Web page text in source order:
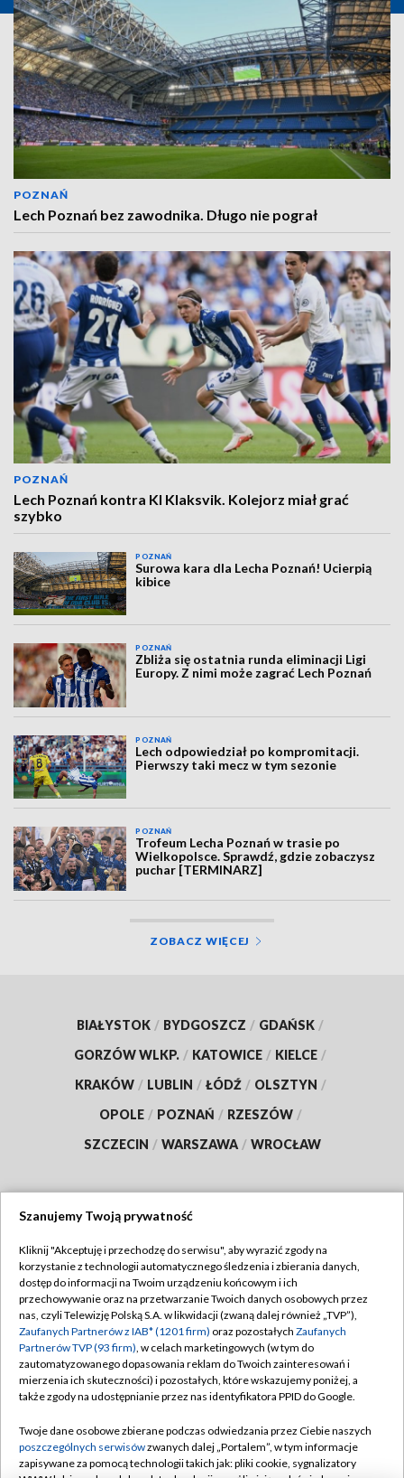
POZNAŃ
Lech Poznań bez zawodnika. Długo nie pograł
POZNAŃ
Lech Poznań kontra KI Klaksvik. Kolejorz miał grać
szybko
POZNAŃ
Surowa kara dla Lecha Poznań! Ucierpią
kibice
POZNAŃ
Zbliża się ostatnia runda eliminacji Ligi
Europy. Z nimi może zagrać Lech Poznań
POZNAŃ
Lech odpowiedział po kompromitacji.
Pierwszy taki mecz w tym sezonie
POZNAŃ
Trofeum Lecha Poznań w trasie po
Wielkopolsce. Sprawdź, gdzie zobaczysz
puchar [TERMINARZ]
ZOBACZ WIĘCEJ
BIAŁYSTOK / BYDGOSZCZ / GDAŃSK /
GORZÓW WLKP. / KATOWICE / KIELCE /
KRAKÓW / LUBLIN / ŁÓDŹ / OLSZTYN /
OPOLE / POZNAŃ / RZESZÓW /
SZCZECIN / WARSZAWA / WROCŁAW
TVP
Abonament TVP
Emisja w TVP
Centrum informacji TVP
Naziemna Telewizja Cyfrowa
Rada Programowa
System NOS
Regulamin TVP
Polityka prywatności
Moje zgody
Pomoc
Kontakt
Szanujemy Twoją prywatność
Kliknij "Akceptuję i przechodzę do serwisu", aby wyrazić zgody na
korzystanie z technologii automatycznego śledzenia i zbierania danych,
dostęp do informacji na Twoim urządzeniu końcowym i ich
przechowywanie oraz na przetwarzanie Twoich danych osobowych przez
nas, czyli Telewizję Polską S.A. w likwidacji (zwaną dalej również „TVP”),
Zaufanych Partnerów z IAB* (1201 firm) oraz pozostałych Zaufanych
Partnerów TVP (93 firm), w celach marketingowych (w tym do
zautomatyzowanego dopasowania reklam do Twoich zainteresowań i
mierzenia ich skuteczności) i pozostałych, które wskazujemy poniżej, a
także zgody na udostępnianie przez nas identyfikatora PPID do Google.
Twoje dane osobowe zbierane podczas odwiedzania przez Ciebie naszych
poszczególnych serwisówzwanych dalej „Portalem”, w tym informacje
zapisywane za pomocą technologii takich jak: pliki cookie, sygnalizatory